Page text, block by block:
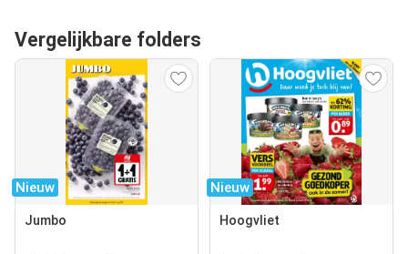
Vergelijkbare folders
Nieuw
Jumbo
Nieuw
Hoogvliet